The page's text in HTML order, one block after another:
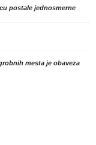
postale jednosmerne
mesta je obaveza